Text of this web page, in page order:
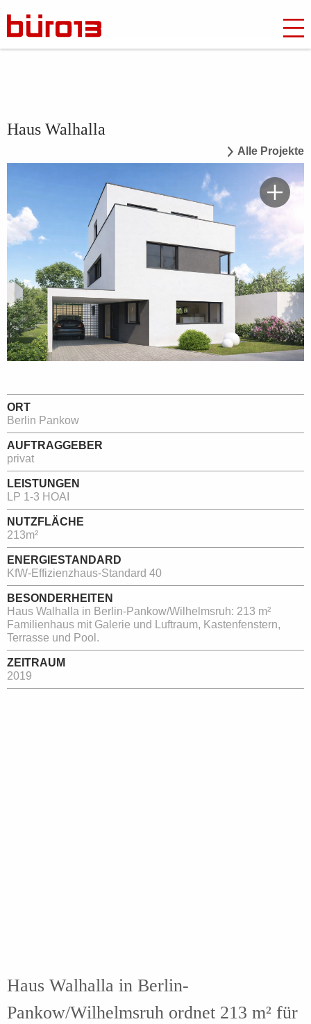
Haus Walhalla
Alle Projekte
ORT
Berlin Pankow
AUFTRAGGEBER
privat
LEISTUNGEN
LP 1-3 HOAI
NUTZFLÄCHE
213m²
ENERGIESTANDARD
KfW-Effizienzhaus-Standard 40
BESONDERHEITEN
Haus Walhalla in Berlin-Pankow/Wilhelmsruh: 213 m²
Familienhaus mit Galerie und Luftraum, Kastenfenstern,
Terrasse und Pool.
ZEITRAUM
2019
Haus Walhalla in Berlin-
Pankow/Wilhelmsruh ordnet 213 m² für